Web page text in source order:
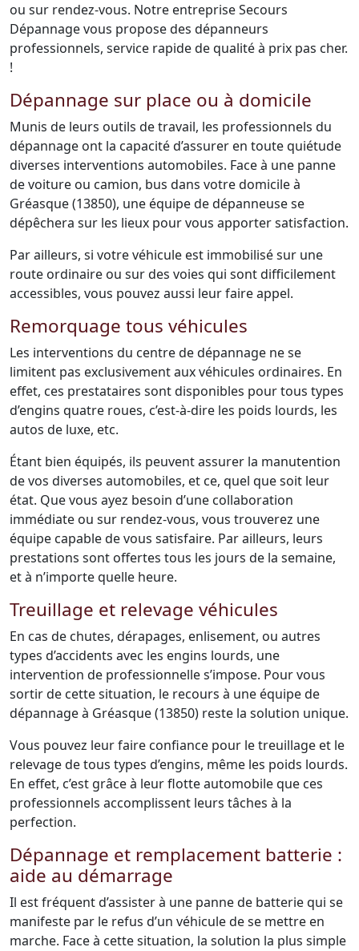
ou sur rendez-vous. Notre entreprise Secours
Dépannage vous propose des dépanneurs
professionnels, service rapide de qualité à prix pas cher.
!
Dépannage sur place ou à domicile
Munis de leurs outils de travail, les professionnels du
dépannage ont la capacité d’assurer en toute quiétude
diverses interventions automobiles. Face à une panne
de voiture ou camion, bus dans votre domicile à
Gréasque (13850), une équipe de dépanneuse se
dépêchera sur les lieux pour vous apporter satisfaction.
Par ailleurs, si votre véhicule est immobilisé sur une
route ordinaire ou sur des voies qui sont difficilement
accessibles, vous pouvez aussi leur faire appel.
Remorquage tous véhicules
Les interventions du centre de dépannage ne se
limitent pas exclusivement aux véhicules ordinaires. En
effet, ces prestataires sont disponibles pour tous types
d’engins quatre roues, c’est-à-dire les poids lourds, les
autos de luxe, etc.
Étant bien équipés, ils peuvent assurer la manutention
de vos diverses automobiles, et ce, quel que soit leur
état. Que vous ayez besoin d’une collaboration
immédiate ou sur rendez-vous, vous trouverez une
équipe capable de vous satisfaire. Par ailleurs, leurs
prestations sont offertes tous les jours de la semaine,
et à n’importe quelle heure.
Treuillage et relevage véhicules
En cas de chutes, dérapages, enlisement, ou autres
types d’accidents avec les engins lourds, une
intervention de professionnelle s’impose. Pour vous
sortir de cette situation, le recours à une équipe de
dépannage à Gréasque (13850) reste la solution unique.
Vous pouvez leur faire confiance pour le treuillage et le
relevage de tous types d’engins, même les poids lourds.
En effet, c’est grâce à leur flotte automobile que ces
professionnels accomplissent leurs tâches à la
perfection.
Dépannage et remplacement batterie :
aide au démarrage
Il est fréquent d’assister à une panne de batterie qui se
manifeste par le refus d’un véhicule de se mettre en
marche. Face à cette situation, la solution la plus simple